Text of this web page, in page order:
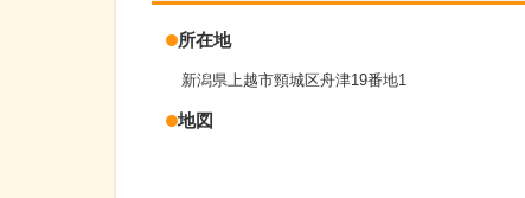
所在地
新潟県上越市頸城区舟津19番地1
地図